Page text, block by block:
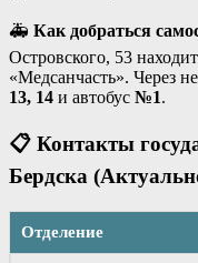
🚑 Как добраться
Островского, 53
«Медсанчасть». Через
13, 14 и автобус №1.
📋 Контакты
Бердска
Отделение